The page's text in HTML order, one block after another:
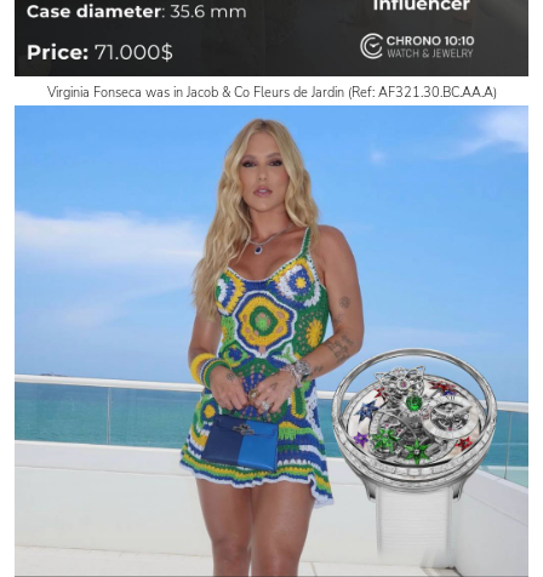
Virginia Fonseca was in Jacob & Co Fleurs de Jardin (Ref: AF321.30.BC.AA.A)